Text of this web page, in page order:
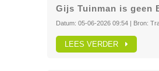
Gijs Tuinman is geen
Datum: 05-06-2026 09:54| Bron:
LEES VERDER